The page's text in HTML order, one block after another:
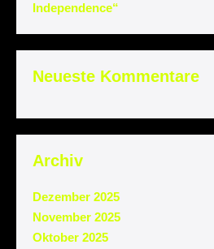
Independence“
Neueste Kommentare
Archiv
Dezember 2025
November 2025
Oktober 2025